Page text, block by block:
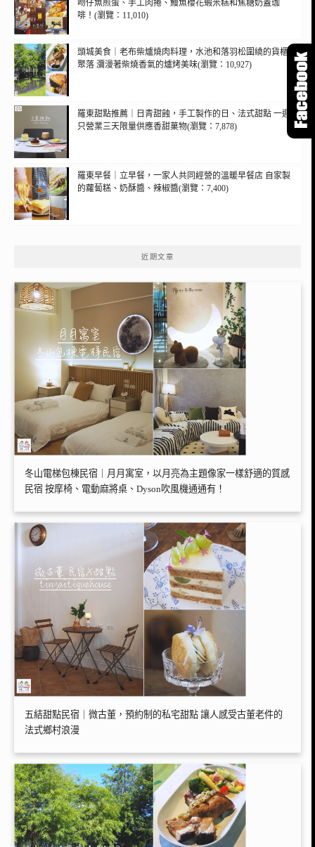
吻仔魚煎蛋、手工肉捲、鰻魚櫻花蝦米糕和焦糖奶蓋珈
啡！(瀏覽：11,010)
頭城美食｜老布柴爐燒肉料理，水池和落羽松圍繞的貨櫃
聚落 瀰漫著柴燒香氣的爐烤美味(瀏覽：10,927)
羅東甜點推薦｜日青甜蝕，手工製作的日、法式甜點 一週
只營業三天限量供應香甜菓物(瀏覽：7,878)
羅東早餐｜立早餐，一家人共同經營的溫暖早餐店 自家製
的蘿蔔糕、奶酥醬、辣椒醬(瀏覽：7,400)
近期文章
冬山電梯包棟民宿｜月月寓室，以月亮為主題像家一樣舒適的質感
民宿 按摩椅、電動麻將桌、Dyson吹風機通通有！
五結甜點民宿｜微古董，預約制的私宅甜點 讓人感受古董老件的
法式鄉村浪漫